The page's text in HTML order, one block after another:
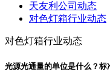
天友利公司动态
对色灯箱行业动态
对色灯箱行业动态
光源光通量的单位是什么？标